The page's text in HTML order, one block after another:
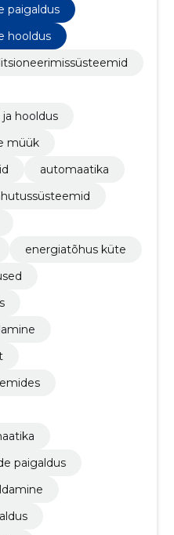
paigaldus
hooldus
hooldus
müük
automaatika
energiatõhus küte
paigaldus